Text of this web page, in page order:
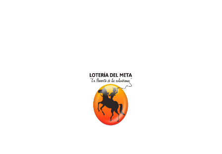
Lotería de Bogotá
Lotería de Risaralda